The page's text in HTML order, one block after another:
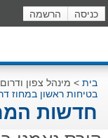
כניסה הרשמה
בית > מינהל צפון ודרום
בטיחות ראשון במחוז
חדשות